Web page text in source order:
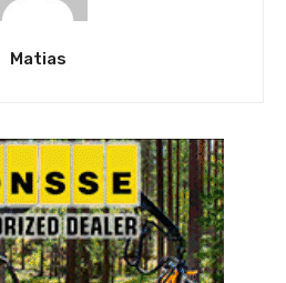
Matias